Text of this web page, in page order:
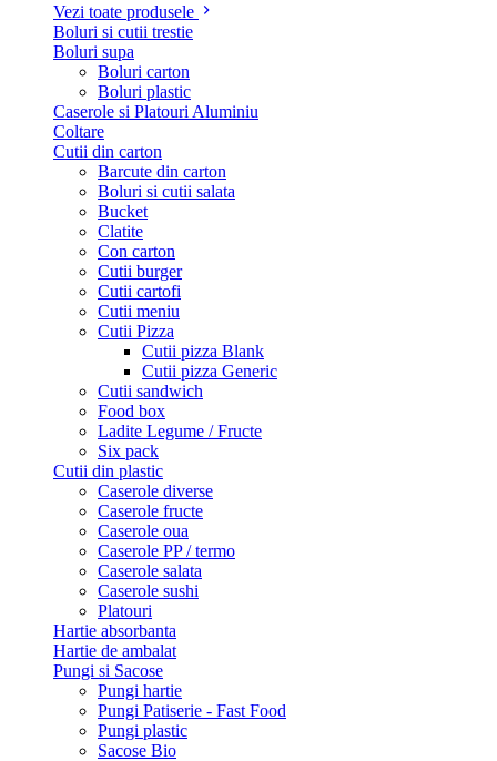
Vezi toate produsele
Boluri si cutii trestie
Boluri supa
Boluri carton
Boluri plastic
Caserole si Platouri Aluminiu
Coltare
Cutii din carton
Barcute din carton
Boluri si cutii salata
Bucket
Clatite
Con carton
Cutii burger
Cutii cartofi
Cutii meniu
Cutii Pizza
Cutii pizza Blank
Cutii pizza Generic
Cutii sandwich
Food box
Ladite Legume / Fructe
Six pack
Cutii din plastic
Caserole diverse
Caserole fructe
Caserole oua
Caserole PP / termo
Caserole salata
Caserole sushi
Platouri
Hartie absorbanta
Hartie de ambalat
Pungi si Sacose
Pungi hartie
Pungi Patiserie - Fast Food
Pungi plastic
Sacose Bio